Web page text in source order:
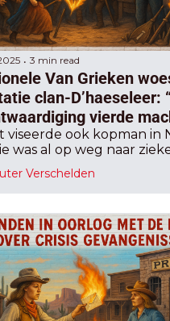
• 3 min read
Van Grieken
clan-D’haeseleer:
vierde
zit wel met
viseerde ook kopman in
was al op weg naar
Verschelden